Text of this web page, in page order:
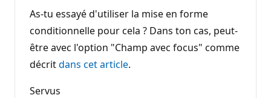
As-tu essayé d'utiliser la mise en forme
conditionnelle pour cela ? Dans ton cas, peut-
être avec l'option "Champ avec focus" comme
décritdans cet article.
Servus